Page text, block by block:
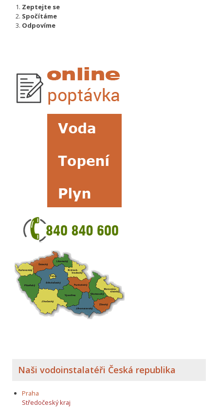
Zeptejte se
Spočítáme
Odpovíme
Naši vodoinstalatéři Česká republika
Praha
Středočeský kraj